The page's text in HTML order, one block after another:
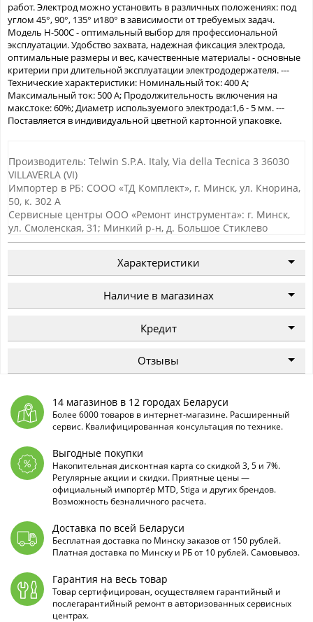
работ. Электрод можно установить в различных положениях: под
углом 45°, 90°, 135° и180° в зависимости от требуемых задач.
Модель H-500C - оптимальный выбор для профессиональной
эксплуатации. Удобство захвата, надежная фиксация электрода,
оптимальные размеры и вес, качественные материалы - основные
критерии при длительной эксплуатации электрододержателя. ---
Технические характеристики: Номинальный ток: 400 А;
Максимальный ток: 500 А; Продолжительность включения на
макс.токе: 60%; Диаметр используемого электрода:1,6 - 5 мм. ---
Поставляется в индивидуальной цветной картонной упаковке.
Производитель: Telwin S.P.A. Italy, Via della Tecnica 3 36030
VILLAVERLA (VI)
Импортер в РБ: СООО «ТД Комплект», г. Минск, ул. Кнорина,
50, к. 302 А
Сервисные центры ООО «Ремонт инструмента»: г. Минск,
ул. Смоленская, 31; Минкий р-н, д. Большое Стиклево
Характеристики
Наличие в магазинах
Кредит
Отзывы
14 магазинов в 12 городах Беларуси
Более 6000 товаров в интернет-магазине. Расширенный
сервис. Квалифицированная консультация по технике.
Выгодные покупки
Накопительная дисконтная карта со скидкой 3, 5 и 7%.
Регулярные акции и скидки. Приятные цены —
официальный импортёр MTD, Stiga и других брендов.
Возможность безналичного расчета.
Доставка по всей Беларуси
Бесплатная доставка по Минску заказов от 150 рублей.
Платная доставка по Минску и РБ от 10 рублей. Самовывоз.
Гарантия на весь товар
Товар сертифицирован, осуществляем гарантийный и
послегарантийный ремонт в авторизованных сервисных
центрах.